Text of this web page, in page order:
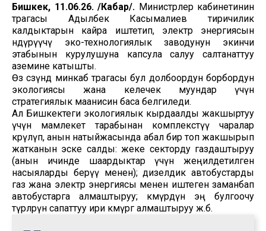
Бишкек, 11.06.26. /Кабар/. Министрлер кабинетинин
төрагасы Адылбек Касымалиев тиричилик
калдыктарын кайра иштетип, электр энергиясын
өндүрүүчү эко-технологиялык заводунун экинчи
этабынын курулушуна капсула салуу салтанаттуу
аземине катышты.
Өз сөзүндө минкаб төрагасы бул долбоордун борбордун
экологиясы жана келечек муундар үчүн
стратегиялык маанисин баса белгиледи.
Ал Бишкектеги экологиялык кырдаалды жакшыртуу
үчүн мамлекет тарабынан комплекстүү чаралар
көрүлүп, анын натыйжасында абал бир топ жакшырып
жатканын эске салды: жеке секторду газдаштыруу
(анын ичинде шаардыктар үчүн жеңилдетилген
насыяларды берүү менен); дизелдик автобустарды
газ жана электр энергиясы менен иштеген заманбап
автобустарга алмаштыруу; көмүрдүн эң булгоочу
түрлөрүн сапаттуу ири көмүргө алмаштыруу ж.б.